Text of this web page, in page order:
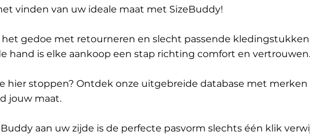
vinden van uw ideale maat met SizeBuddy!
het gedoe met retourneren en slecht passende
hand is elke aankoop een stap richting comfort en vertrouwen.
hier stoppen? Ontdek onze uitgebreide database met merken
jouw maat.
aan uw zijde is de perfecte pasvorm slechts één klik